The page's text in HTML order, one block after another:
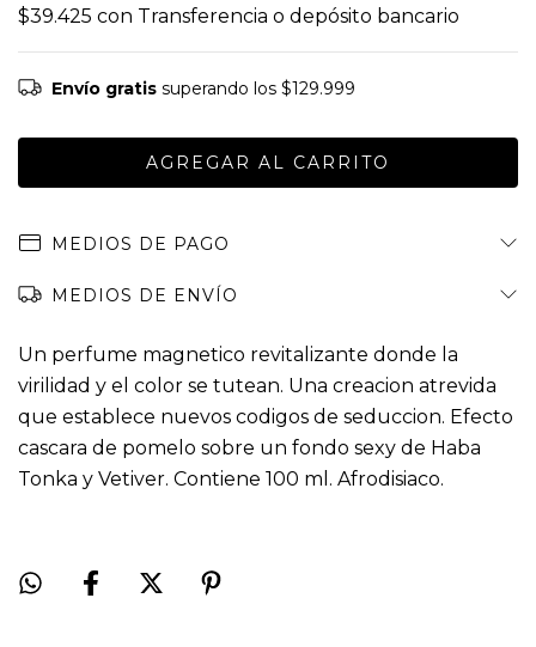
$39.425 con Transferencia o depósito bancario
Envío gratis superando los $129.999
MEDIOS DE PAGO
MEDIOS DE ENVÍO
Un perfume magnetico revitalizante donde la
virilidad y el color se tutean. Una creacion atrevida
que establece nuevos codigos de seduccion. Efecto
cascara de pomelo sobre un fondo sexy de Haba
Tonka y Vetiver. Contiene 100 ml. Afrodisiaco.